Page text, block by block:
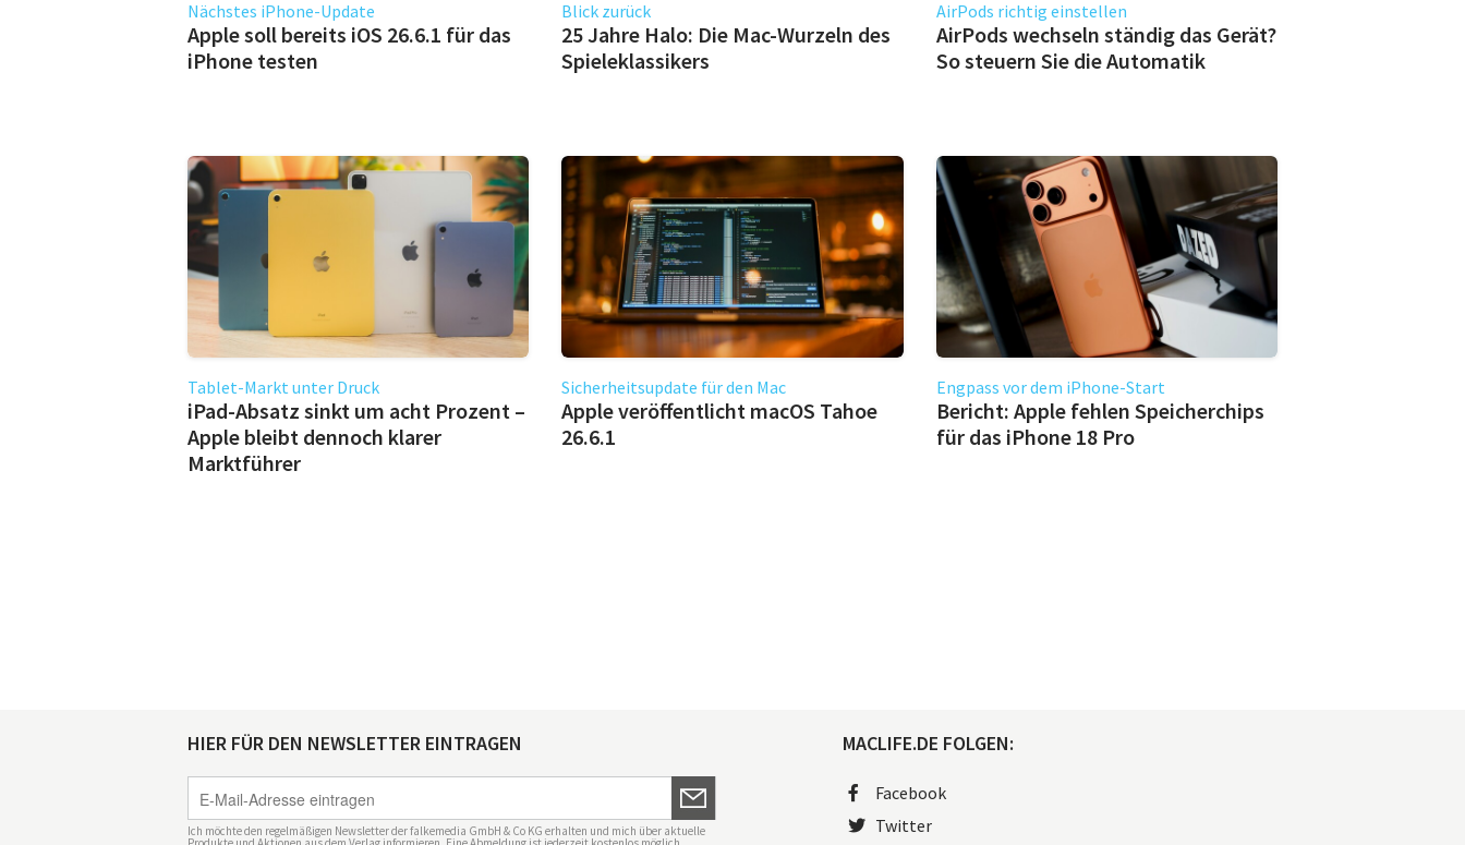
Nächstes iPhone-Update
Apple soll bereits iOS 26.6.1 für das
iPhone testen
Blick zurück
25 Jahre Halo: Die Mac-Wurzeln des
Spieleklassikers
AirPods richtig einstellen
AirPods wechseln ständig das Gerät?
So steuern Sie die Automatik
Tablet-Markt unter Druck
iPad-Absatz sinkt um acht Prozent –
Apple bleibt dennoch klarer
Marktführer
Sicherheitsupdate für den Mac
Apple veröffentlicht macOS Tahoe
26.6.1
Engpass vor dem iPhone-Start
Bericht: Apple fehlen Speicherchips
für das iPhone 18 Pro
HIER FÜR DEN NEWSLETTER EINTRAGEN
Ich möchte den regelmäßigen Newsletter der falkemedia GmbH & Co KG erhalten und mich über aktuelle
MACLIFE.DE FOLGEN:
Facebook
Twitter